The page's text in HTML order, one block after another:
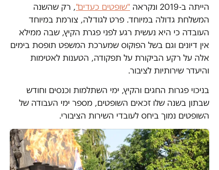
הייתה ב-2019 ונקראה
"שופטים כעדים", רק שהשנה
המשלחת גדולה במיוחד. פרט לגודלה, צורמת במיוחד
העובדה כי היא נעשית רגע לפני פגרת הקיץ, שבה ממילא
אין דיונים וגם בשל הפוקוס שמערכת המשפט תופסת בימים
אלה על רקע הביקורת על תפקודה, הטענות לאטימות
והיעדר שירותיות לציבור.
בניכוי פגרות החגים והקיץ, ימי השתלמות וכנסים וחודש
שבתון בשנה שלו זכאים השופטים, מספר ימי העבודה של
השופטים נמוך ביחס לעובדי השירות הציבורי.